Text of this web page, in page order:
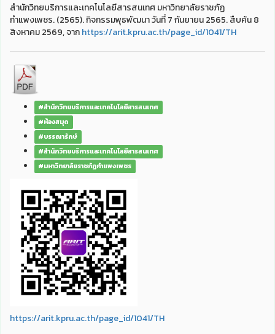
สำนักวิทยบริการและเทคโนโลยีสารสนเทศ มหาวิทยาลัยราชภัฏ
กำแพงเพชร. (2565). กิจกรรมพุธพัฒนา วันที่ 7 กันยายน 2565. สืบค้น 8
สิงหาคม 2569, จากhttps://arit.kpru.ac.th/page_id/1041/TH
#สำนักวิทยบริการและเทคโนโลยีสารสนเทศ
#ห้องสมุด
#บรรณารักษ์
#สำนักวิทยบริการและเทคโนโลยีสารสนเทศ
#มหาวิทยาลัยราชภัฏกำแพงเพชร
https://arit.kpru.ac.th/page_id/1041/TH